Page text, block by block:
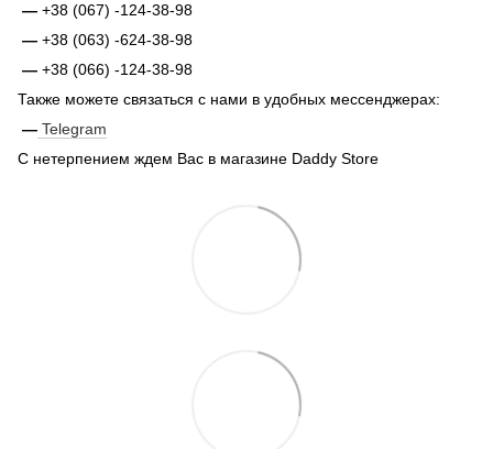
— +38 (067) -124-38-98
— +38 (063) -624-38-98
— +38 (066) -124-38-98
Также можете связаться с нами в удобных мессенджерах:
— Telegram
С нетерпением ждем Вас в магазине Daddy Store